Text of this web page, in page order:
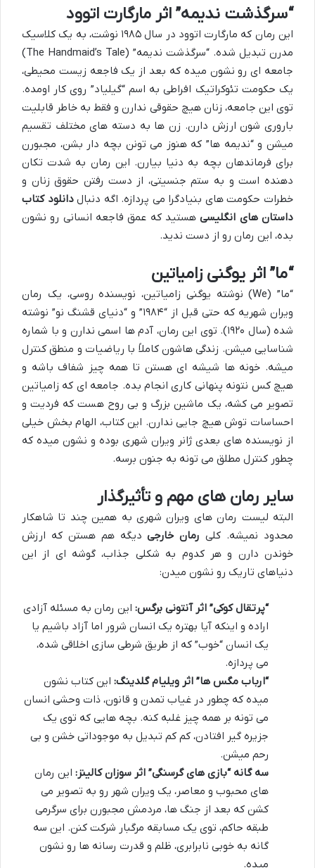
“سرگذشت ندیمه” اثر مارگارت اتوود
این رمان که مارگارت اتوود در سال ۱۹۸۵ نوشت، به یک کلاسیک
مدرن تبدیل شده. “سرگذشت ندیمه” (The Handmaid’s Tale)
جامعه ای رو نشون میده که بعد از یک فاجعه زیست محیطی،
یک حکومت تئوکراتیک افراطی به اسم “گیلیاد” روی کار اومده.
توی این جامعه، زنان هیچ حقوقی ندارن و فقط به خاطر قابلیت
باروری شون ارزش دارن. زن ها به دسته های مختلف تقسیم
میشن و “ندیمه ها” که هنوز می تونن بچه دار بشن، مجبورن
برای فرماندهان بچه به دنیا بیارن. این رمان به شدت تکان
دهنده است و به ستم جنسیتی، از دست رفتن حقوق زنان و
خطرات حکومت های بنیادگرا می پردازه. اگه دنبالدانلود کتاب
داستان های انگلیسیهستید که عمق فاجعه انسانی رو نشون
بده، این رمان رو از دست ندید.
“ما” اثر یوگنی زامیاتین
“ما” (We) نوشته یوگنی زامیاتین، نویسنده روسی، یک رمان
ویران شهریه که حتی قبل از “۱۹۸۴” و “دنیای قشنگ نو” نوشته
شده (سال ۱۹۲۰). توی این رمان، آدم ها اسمی ندارن و با شماره
شناسایی میشن. زندگی هاشون کاملاً با ریاضیات و منطق کنترل
میشه. خونه ها شیشه ای هستن تا همه چیز شفاف باشه و
هیچ کس نتونه پنهانی کاری انجام بده. جامعه ای که زامیاتین
تصویر می کشه، یک ماشین بزرگ و بی روح هست که فردیت و
احساسات توش هیچ جایی ندارن. این کتاب، الهام بخش خیلی
از نویسنده های بعدی ژانر ویران شهری بوده و نشون میده که
چطور کنترل مطلق می تونه به جنون برسه.
سایر رمان های مهم و تأثیرگذار
البته لیست رمان های ویران شهری به همین چند تا شاهکار
محدود نمیشه. کلی رمان خارجیدیگه هم هستن که ارزش
خوندن دارن و هر کدوم به شکلی جذاب، گوشه ای از این
دنیاهای تاریک رو نشون میدن:
“پرتقال کوکی” اثر آنتونی برگس: این رمان به مسئله آزادی
اراده و اینکه آیا بهتره یک انسان شرور اما آزاد باشیم یا
یک انسان “خوب” که از طریق شرطی سازی اخلاقی شده،
می پردازه.
“ارباب مگس ها” اثر ویلیام گلدینگ: این کتاب نشون
میده که چطور در غیاب تمدن و قانون، ذات وحشی انسان
می تونه بر همه چیز غلبه کنه. بچه هایی که توی یک
جزیره گیر افتادن، کم کم تبدیل به موجوداتی خشن و بی
رحم میشن.
سه گانه “بازی های گرسنگی” اثر سوزان کالینز: این رمان
های محبوب و معاصر، یک ویران شهر رو به تصویر می
کشن که بعد از جنگ ها، مردمش مجبورن برای سرگرمی
طبقه حاکم، توی یک مسابقه مرگبار شرکت کنن. این سه
گانه به خوبی نابرابری، ظلم و قدرت رسانه ها رو نشون
میده.